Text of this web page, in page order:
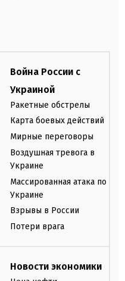
Война России с
Украиной
Ракетные обстрелы
Карта боевых действий
Мирные переговоры
Воздушная тревога в
Украине
Массированная атака по
Украине
Взрывы в России
Потери врага
Новости экономики